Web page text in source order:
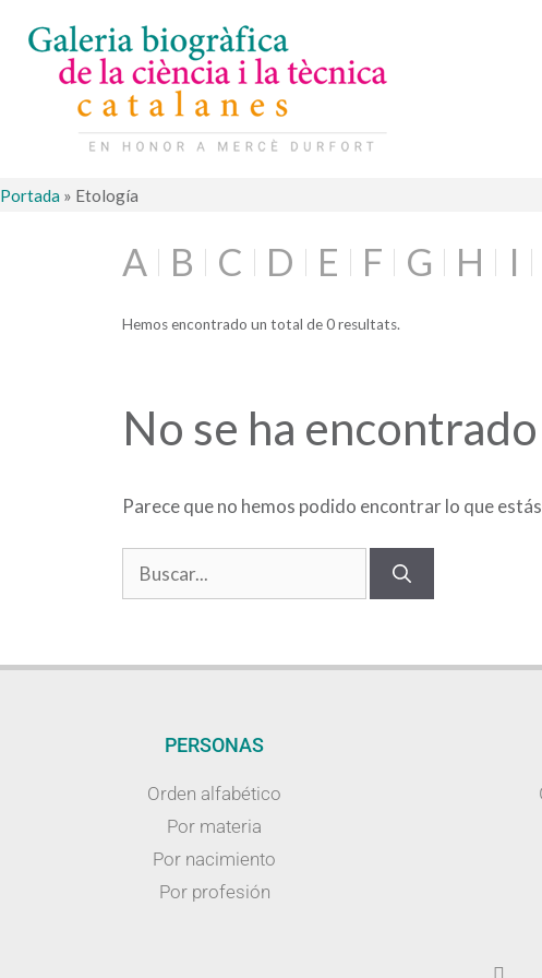
Portada » Etología
A B C D E F G H I
Hemos encontrado un total de 0 resultats.
No se ha
Parece que no hemos podido encontrar lo que
PERSONAS
Orden alfabético
Por materia
Por nacimiento
Por profesión